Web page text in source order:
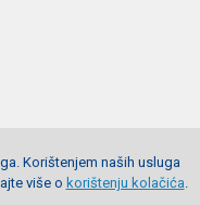
Korištenjem naših usluga
više o korištenju kolačića.